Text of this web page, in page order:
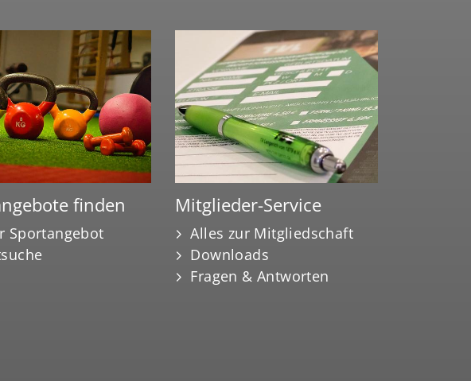
finden
Sportangebot
Mitglieder-Service
Alles zur Mitgliedschaft
Downloads
Fragen & Antworten